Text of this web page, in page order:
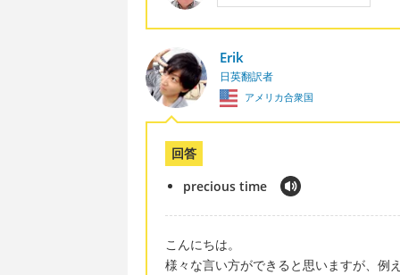
Erik
日英翻訳者
アメリカ合衆国
回答
precious time
こんにちは。
様々な言い方ができると思いますが、例